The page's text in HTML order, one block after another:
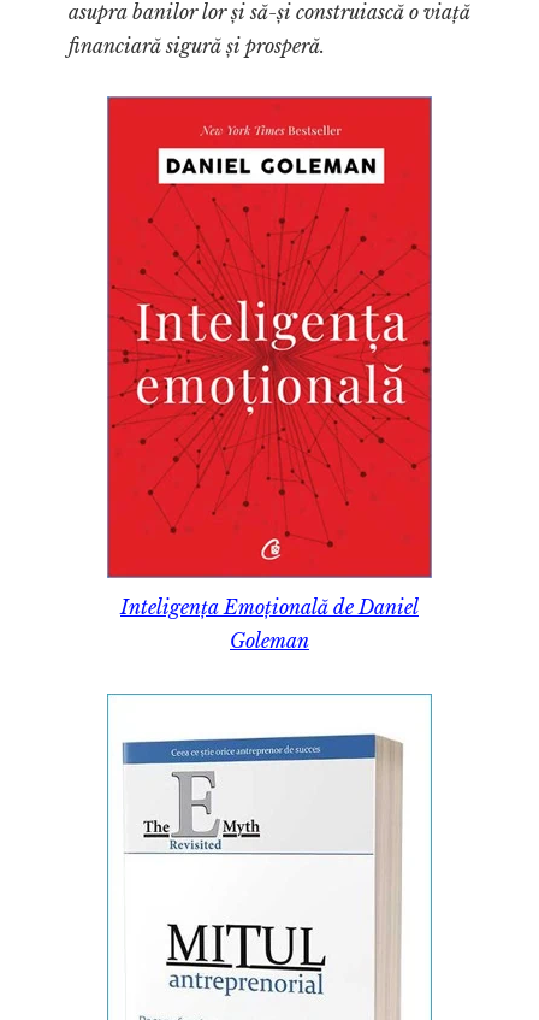
asupra banilor lor și să-și construiască o viață
financiară sigură și prosperă.
Inteligența Emoțională de Daniel
Goleman